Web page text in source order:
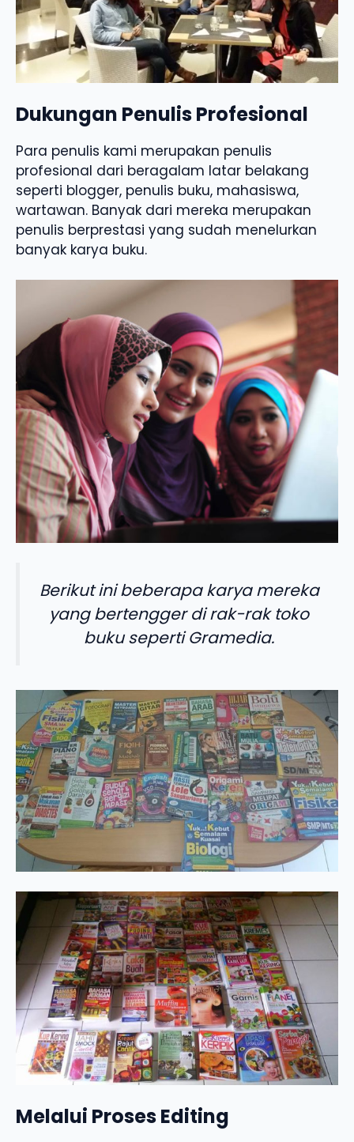
Dukungan Penulis Profesional
Para penulis kami merupakan penulis
profesional dari beragalam latar belakang
seperti blogger, penulis buku, mahasiswa,
wartawan. Banyak dari mereka merupakan
penulis berprestasi yang sudah menelurkan
banyak karya buku.
Berikut ini beberapa karya mereka
yang bertengger di rak-rak toko
buku seperti Gramedia.
Melalui Proses Editing